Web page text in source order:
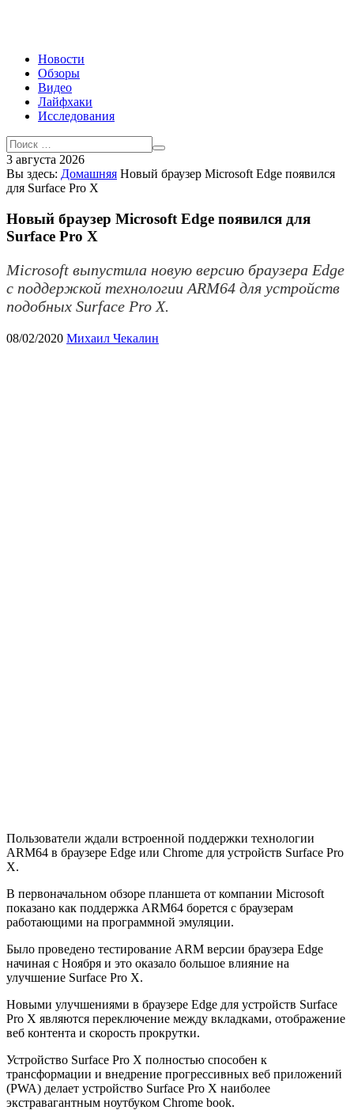
Новости
Обзоры
Видео
Лайфхаки
Исследования
3 августа 2026
Вы здесь: Домашняя Новый браузер Microsoft Edge появился
для Surface Pro X
Новый браузер Microsoft Edge появился для
Surface Pro X
Microsoft выпустила новую версию браузера Edge
с поддержкой технологии ARM64 для устройств
подобных Surface Pro X.
08/02/2020 Михаил Чекалин
Пользователи ждали встроенной поддержки технологии
ARM64 в браузере Edge или Chrome для устройств Surface Pro
X.
В первоначальном обзоре планшета от компании Microsoft
показано как поддержка ARM64 борется с браузерам
работающими на программной эмуляции.
Было проведено тестирование ARM версии браузера Edge
начиная с Ноября и это оказало большое влияние на
улучшение Surface Pro X.
Новыми улучшениями в браузере Edge для устройств Surface
Pro X являются переключение между вкладками, отображение
веб контента и скорость прокрутки.
Устройство Surface Pro X полностью способен к
трансформации и внедрение прогрессивных веб приложений
(PWA) делает устройство Surface Pro X наиболее
экстравагантным ноутбуком Chrome book.